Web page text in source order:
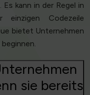
kann in der Regel in
Codezeile
bietet Unternehmen
sie bereits